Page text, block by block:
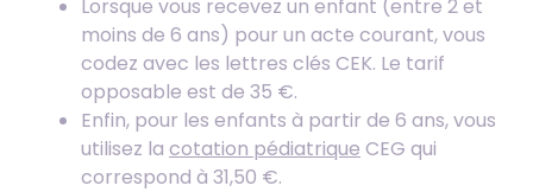
Lorsque vous recevez un enfant (entre 2 et
moins de 6 ans) pour un acte courant, vous
codez avec les lettres clés CEK. Le tarif
opposable est de 35 €.
Enfin, pour les enfants à partir de 6 ans, vous
utilisez la cotation pédiatrique CEG qui
correspond à 31,50 €.